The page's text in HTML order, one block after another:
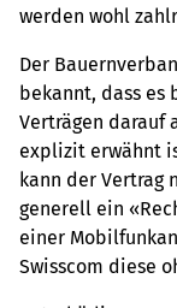
werden wohl
Der
bekannt, dass es
Verträgen darauf
explizit erwähnt
kann der Vertrag
generell ein
einer
Swisscom diese